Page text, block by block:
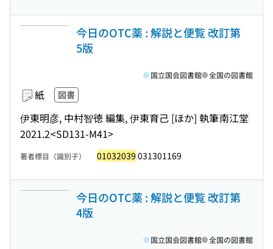
今日のOTC薬 : 解説と便覧 改訂第
5版
紙 図書
伊東明彦, 中村智徳 編集, 伊東育己 [ほか] 執筆南江堂
2021.2<SD131-M41>
国立国会図書館 全国の図書館
著者標目（識別子） 01032039 031301169
今日のOTC薬 : 解説と便覧 改訂第
4版
国立国会図書館 全国の図書館